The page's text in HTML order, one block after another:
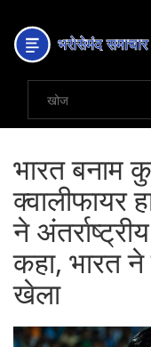
भारत बनाम
क्वालीफायर
ने
कहा, भारत
खेला